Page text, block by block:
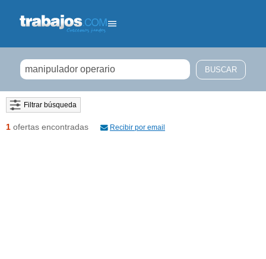
Filtrar búsqueda
1 ofertas encontradas Recibir por email